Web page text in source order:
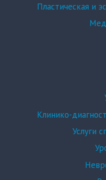
Пластическая и
Клинико-
Услуги